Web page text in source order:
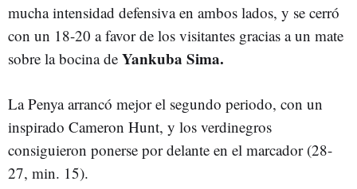
mucha intensidad defensiva en ambos lados, y se cerró
con un 18-20 a favor de los visitantes gracias a un mate
sobre la bocina de Yankuba Sima.
La Penya arrancó mejor el segundo periodo, con un
inspirado Cameron Hunt, y los verdinegros
consiguieron ponerse por delante en el marcador (28-
27, min. 15).